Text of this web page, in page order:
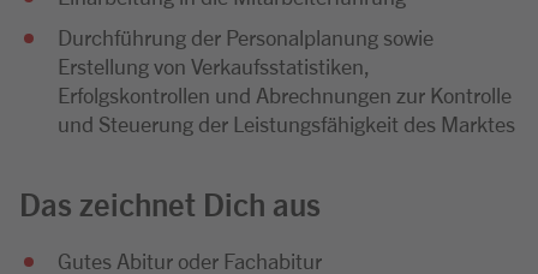
Durchführung der Personalplanung sowie
Erstellung von Verkaufsstatistiken,
Erfolgskontrollen und Abrechnungen zur Kontrolle
und Steuerung der Leistungsfähigkeit des Marktes
Das zeichnet Dich aus
Gutes Abitur oder Fachabitur